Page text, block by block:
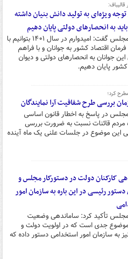
قالیباف:
ویژه‌ای به تولید دانش بنیان داشته
به انحصارهای دولتی پایان دهیم
رئیس مجلس گفت: امیدوارم در سال ۱۴۰۱ بتوانیم با
اقتصاد کشور به جوانان و با فراهم
جوانان به انحصارهای دولتی و دیوان
پایان دهیم.
کرد؛
بررسی طرح شفافیت آرا نمایندگان
در پاسخ به اخطار قانون اساسی
مردم قائنات نسبت به ضرورت بررسی
این موضوع در جلسات علنی یک ماه آینده
کارکنان دولت در دستورکار مجلس و
رئیسی در این باره به سازمان امور
تأکید کرد: ساماندهی وضعیت
موضوع جدی است که در اولویت دولت و
به سازمان امور استخدامی دستور داده که